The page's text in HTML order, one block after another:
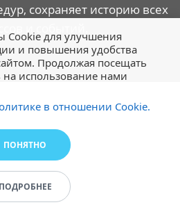
сохраняет историю всех
для улучшения
и повышения удобства
Продолжая посещать
на использование нами
в отношении Cookie.
ПОНЯТНО
ПОДРОБНЕЕ